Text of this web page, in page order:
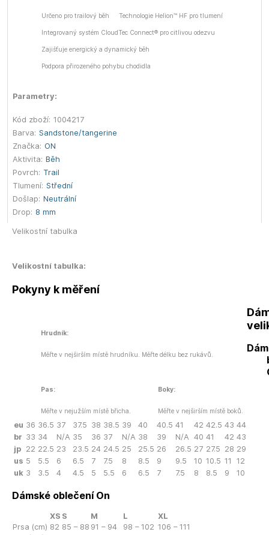
Určeno pro trailový běh Technologie Helion™ HF pro tlumení
Integrovaný systém CloudTec Connect® pro citlivou odezvu
Zajišťuje energický a dynamický běh
Podpora přirozeného pohybu chodidla
Parametry:
Kód zboží: 1004217
Barva: Sandstone/tangerine
Značka: ON
Aktivita: Běh
Povrch: Trail
Tlumení: Střední
Došlap: Neutrální
Drop: 8 mm
Velikostní tabulka
Velikostní tabulka:
Pokyny k měření
Hrudník:
Měřte v nejširším místě hrudníku. Měřte délku bez rukávů.
Pas:
Měřte v nejužším místě břicha.
Boky:
Měřte v nejširším místě boků.
eu 36 36.5 37 37.5 38 38.5 39 40 40.5 41 42 42.5 43 44
br 33 34 N/A 35 36 37 N/A 38 39 N/A 40 41 42 43
jp 22 22.5 23 23.5 24 24.5 25 25.5 26 26.5 27 27.5 28 29
us 5 5.5 6 6.5 7 7.5 8 8.5 9 9.5 10 10.5 11
12
uk 3 3.5 4 4.5 5 5.5 6 6.5 7 7.5 8 8.5 9 10
Dámské oblečení On
XS S M L
XL
Prsa (cm) 82 85 – 88 91 – 94 98 – 102 106 – 111